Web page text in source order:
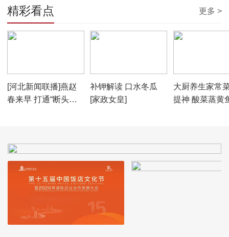
精彩看点 更多 >
[河北新闻联播]燕赵
春来早 打通“断头路”
补钾解读 口水冬瓜
[家政女皇]
大厨养生家常
提神 酸菜蒸黄